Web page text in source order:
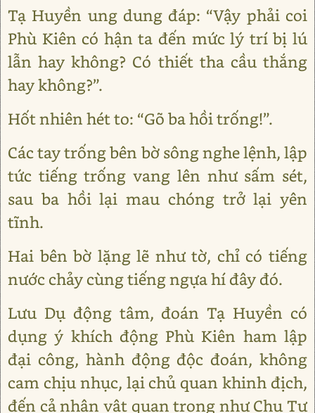
Tạ Huyền ung dung đáp: “Vậy phải coi
Phù Kiên có hận ta đến mức lý trí bị lú
lẫn hay không? Có thiết tha cầu thắng
hay không?”.
Hốt nhiên hét to: “Gõ ba hồi trống!”.
Các tay trống bên bờ sông nghe lệnh, lập
tức tiếng trống vang lên như sấm sét,
sau ba hồi lại mau chóng trở lại yên
tĩnh.
Hai bên bờ lặng lẽ như tờ, chỉ có tiếng
nước chảy cùng tiếng ngựa hí đây đó.
Lưu Dụ động tâm, đoán Tạ Huyền có
dụng ý khích động Phù Kiên ham lập
đại công, hành động độc đoán, không
cam chịu nhục, lại chủ quan khinh địch,
đến cả nhân vật quan trọng như Chu Tự